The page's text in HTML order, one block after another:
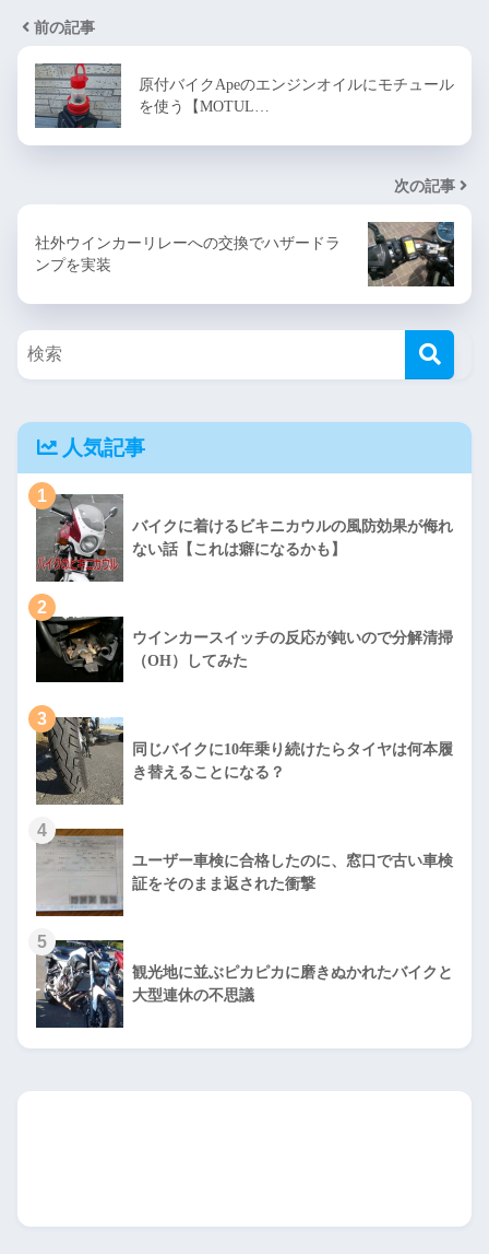
前の記事
原付バイクApeのエンジンオイルにモチュール
を使う【MOTUL…
次の記事
社外ウインカーリレーへの交換でハザードラ
ンプを実装
人気記事
1
バイクに着けるビキニカウルの風防効果が侮れ
ない話【これは癖になるかも】
2
ウインカースイッチの反応が鈍いので分解清掃
（OH）してみた
3
同じバイクに10年乗り続けたらタイヤは何本履
き替えることになる？
4
ユーザー車検に合格したのに、窓口で古い車検
証をそのまま返された衝撃
5
観光地に並ぶピカピカに磨きぬかれたバイクと
大型連休の不思議